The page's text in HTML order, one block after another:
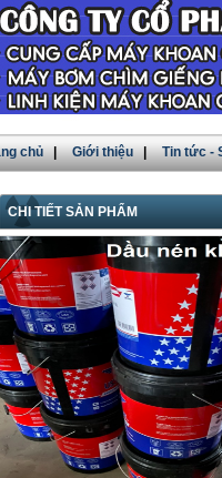
chủ| Giới thiệu| Tin tức -
CHI TIẾT SẢN PHẨM